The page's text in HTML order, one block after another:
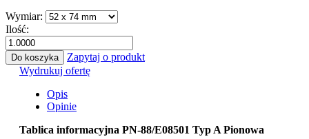
Wymiar:
Ilość:
Do koszyka
Zapytaj o produkt
Wydrukuj ofertę
Opis
Opinie
Tablica informacyjna PN-88/E08501 Typ A Pionowa